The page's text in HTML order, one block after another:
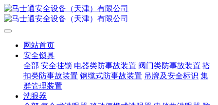
网站首页
安全锁具
全部 安全挂锁 电器类防事故装置 阀门类防事故装置 搭
扣类防事故装置 钢缆式防事故装置 吊牌及安全标识 集
群管理装置
洗眼器